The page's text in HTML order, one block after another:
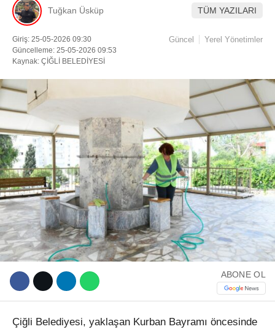
Facebook
Instagram
Youtube
TikTok
KÜLTÜR-SANAT
DIĞER
Tuğkan Üsküp TÜM YAZILARI
Giriş: 25-05-2026 09:30
Güncelleme: 25-05-2026 09:53
Kaynak: ÇİĞLİ BELEDİYESİ
Güncel Yerel Yönetimler
ABONE OL
Çiğli Belediyesi, yaklaşan Kurban Bayramı öncesinde